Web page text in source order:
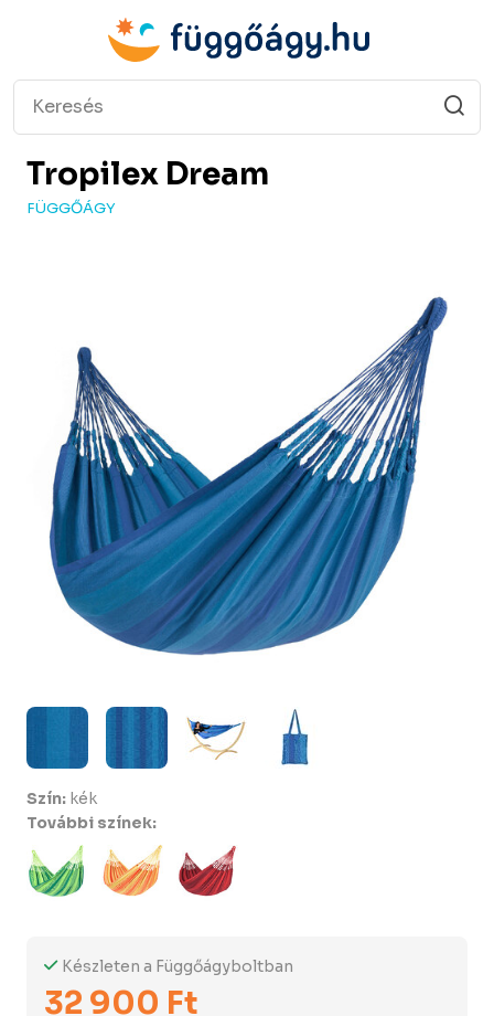
Tropilex Dream
FÜGGŐÁGY
Készleten a Függőágyboltban
32 900 Ft
Szín: kék
További színek: